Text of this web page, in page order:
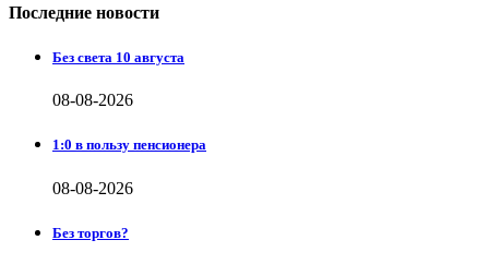
Последние новости
Без света 10 августа
08-08-2026
1:0 в пользу пенсионера
08-08-2026
Без торгов?